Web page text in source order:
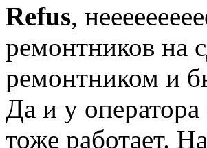
Refus,
ремонтников на
ремонтником и
Да и у оператора
тоже работает.